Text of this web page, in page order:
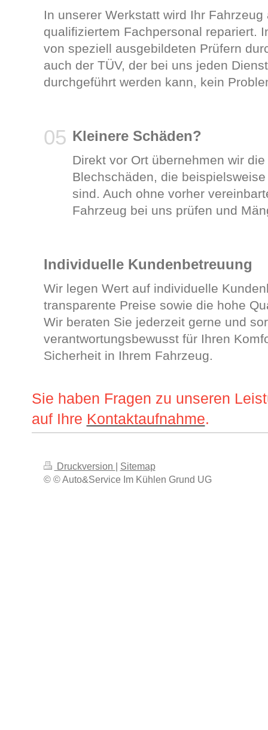
In unserer Werkstatt wird Ihr
qualifiziertem Fachpersonal repariert.
von speziell ausgebildeten Prüfern
auch der TÜV, der bei uns jeden
durchgeführt werden kann, kein
Kleinere Schäden?
Direkt vor Ort übernehmen wir
Blechschäden, die
sind. Auch ohne vorher
Fahrzeug bei uns prüfen und
Individuelle Kundenbetreuung
Wir legen Wert auf individuelle
transparente Preise sowie die hohe
Wir beraten Sie jederzeit gerne und
verantwortungsbewusst für Ihren
Sicherheit in Ihrem Fahrzeug.
Sie haben Fragen zu unseren
auf Ihre Kontaktaufnahme.
Druckversion
Sitemap
© © Auto&Service Im Kühlen Grund UG